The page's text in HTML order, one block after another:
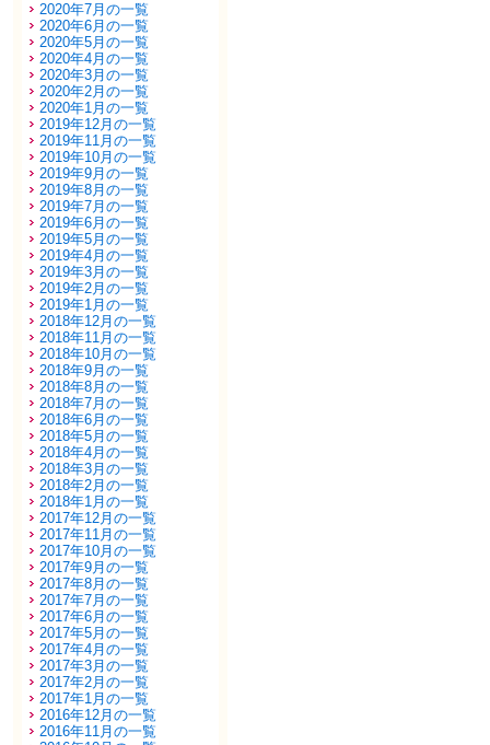
2020年7月の一覧
2020年6月の一覧
2020年5月の一覧
2020年4月の一覧
2020年3月の一覧
2020年2月の一覧
2020年1月の一覧
2019年12月の一覧
2019年11月の一覧
2019年10月の一覧
2019年9月の一覧
2019年8月の一覧
2019年7月の一覧
2019年6月の一覧
2019年5月の一覧
2019年4月の一覧
2019年3月の一覧
2019年2月の一覧
2019年1月の一覧
2018年12月の一覧
2018年11月の一覧
2018年10月の一覧
2018年9月の一覧
2018年8月の一覧
2018年7月の一覧
2018年6月の一覧
2018年5月の一覧
2018年4月の一覧
2018年3月の一覧
2018年2月の一覧
2018年1月の一覧
2017年12月の一覧
2017年11月の一覧
2017年10月の一覧
2017年9月の一覧
2017年8月の一覧
2017年7月の一覧
2017年6月の一覧
2017年5月の一覧
2017年4月の一覧
2017年3月の一覧
2017年2月の一覧
2017年1月の一覧
2016年12月の一覧
2016年11月の一覧